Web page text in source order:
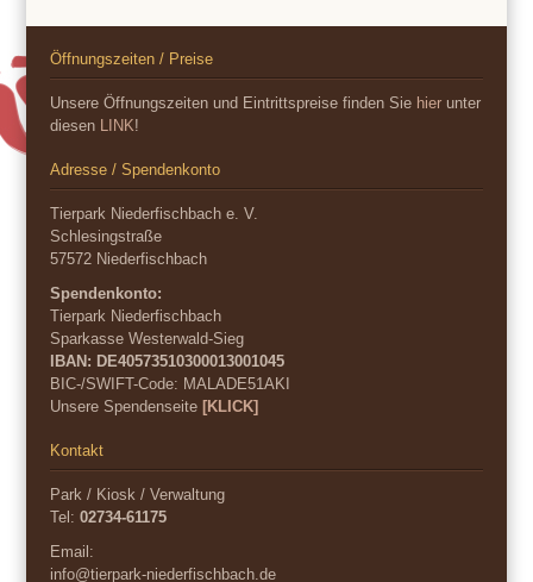
Öffnungszeiten / Preise
Unsere Öffnungszeiten und Eintrittspreise finden Sie hier unter
diesen LINK!
Adresse / Spendenkonto
Tierpark Niederfischbach e. V.
Schlesingstraße
57572 Niederfischbach
Spendenkonto:
Tierpark Niederfischbach
Sparkasse Westerwald-Sieg
IBAN: DE40573510300013001045
BIC-/SWIFT-Code: MALADE51AKI
Unsere Spendenseite[KLICK]
Kontakt
Park / Kiosk / Verwaltung
Tel:02734-61175
Email:
info@tierpark-niederfischbach.de